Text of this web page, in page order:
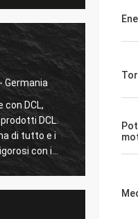
Germania
con DCL,
DCL.
di tutto e i
con i
anni,
per